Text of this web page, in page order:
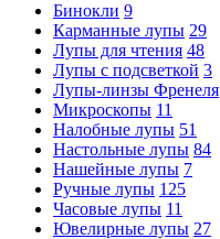
Бинокли 9
Карманные лупы 29
Лупы для чтения 48
Лупы с подсветкой 3
Лупы-линзы Френеля
Микроскопы 11
Налобные лупы 51
Настольные лупы 84
Нашейные лупы 7
Ручные лупы 125
Часовые лупы 11
Ювелирные лупы 27